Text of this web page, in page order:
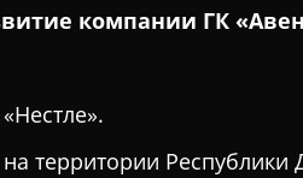
компании ГК
территории Республики